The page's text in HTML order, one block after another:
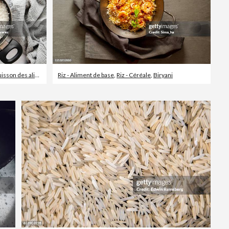
des aliments Riz - Aliment de base, Riz - Céréale, Biryani